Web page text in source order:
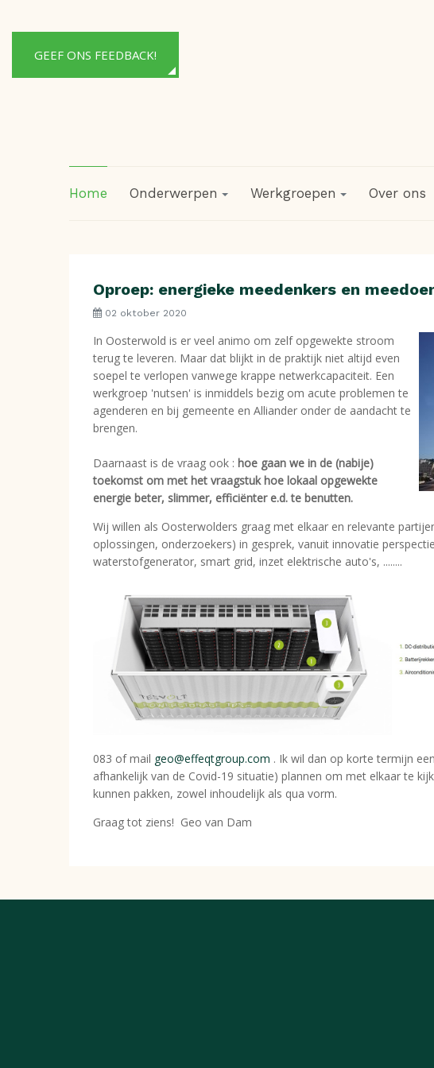
GEEF ONS FEEDBACK!
Home Onderwerpen Werkgroepen Over ons
Oproep: energieke meedenkers en
02 oktober 2020
In Oosterwold is er veel animo om zelf opgewekte stroom
terug te leveren. Maar dat blijkt in de praktijk niet altijd even
soepel te verlopen vanwege krappe netwerkcapaciteit. Een
werkgroep 'nutsen' is inmiddels bezig om acute problemen te
agenderen en bij gemeente en Alliander onder de aandacht te
brengen.
Daarnaast is de vraag ook : hoe gaan we in de (nabije)
toekomst om met het vraagstuk hoe lokaal opgewekte
energie beter, slimmer, efficiënter e.d. te benutten.
Wij willen als Oosterwolders graag met elkaar en relevante
oplossingen, onderzoekers) in gesprek, vanuit innovatie
waterstofgenerator, smart grid, inzet elektrische auto's, ........
083 of mail geo@effeqtgroup.com . Ik wil dan op korte termijn
afhankelijk van de Covid-19 situatie) plannen om met elkaar te
kunnen pakken, zowel inhoudelijk als qua vorm.
Graag tot ziens! Geo van Dam